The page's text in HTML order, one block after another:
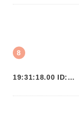
19:31:18.00 ID:…